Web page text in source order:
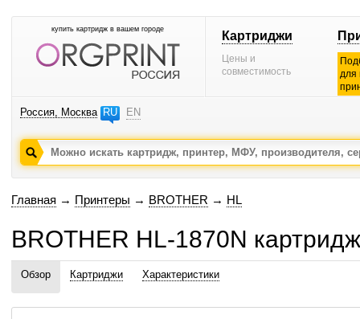
купить картридж в вашем городе Картриджи
Цены и
совместимость
для
Россия, Москва RU EN
Главная → Принтеры → BROTHER → HL
BROTHER HL-1870N
Обзор Картриджи Характеристики